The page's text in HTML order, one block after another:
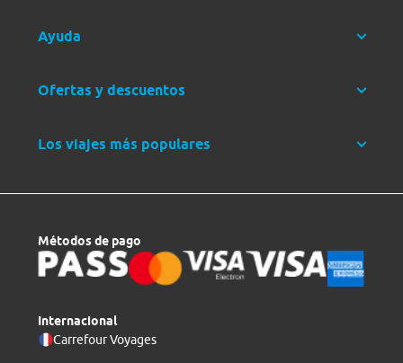
Ayuda
Ofertas y descuentos
Los viajes más populares
Métodos de pago
Internacional
Carrefour Voyages